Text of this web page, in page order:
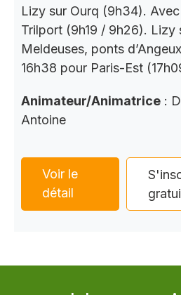
Lizy sur Ourq (9h34).
Trilport (9h19 / 9h26). Lizy
Meldeuses, ponts
16h38 pour Paris-Est
Animateur/Animatrice :
Antoine
Voir le
détail